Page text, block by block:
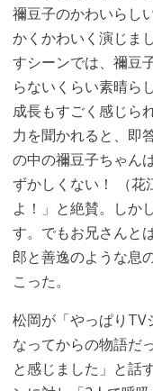
禰豆子のかわいらし
かくかわいく演じま
すシーンでは、禰豆
らないくらい素晴ら
成長もすごく感じら
力を聞かれると、即
の中の禰豆子ちゃん
ずかしくない！ （花
よ！」と絶賛。しか
す。でもお兄さんと
郎と善逸のような息
こった。
松岡が「やっぱりTV
なってからの物語だ
と感じました」と話